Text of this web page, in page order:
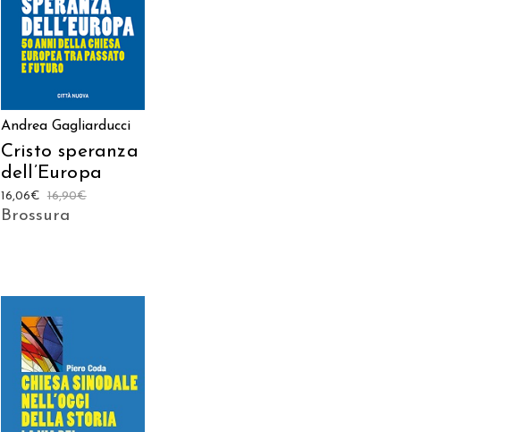
CARRELLO
Andrea Gagliarducci
Cristo speranza
dell’Europa
16,90€
16,06€
Brossura
AGGIUNGI AL
CARRELLO